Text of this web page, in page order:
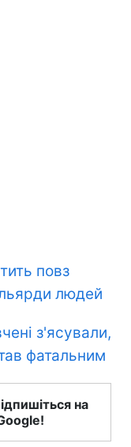
повз
людей
з'ясували,
фатальним
на